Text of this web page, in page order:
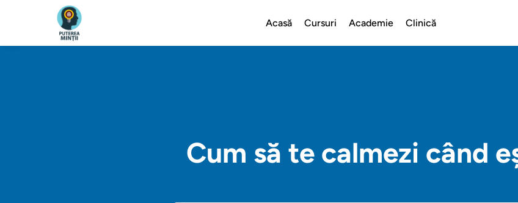
Acasă Cursuri Academie Clinică
Cum să te calmezi când